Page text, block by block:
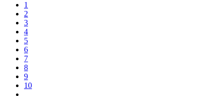
1
2
3
4
5
6
7
8
9
10